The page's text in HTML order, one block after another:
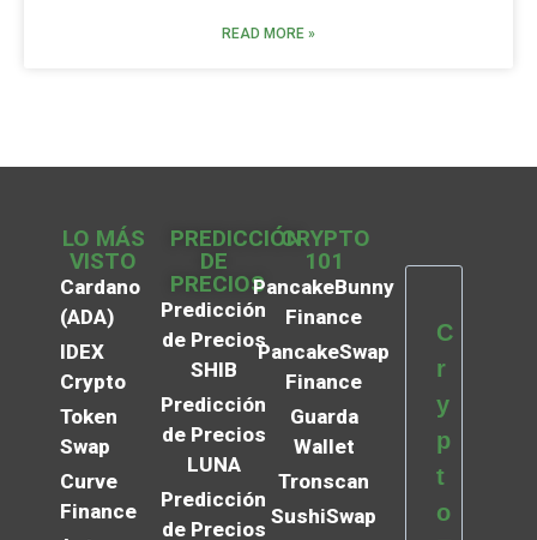
READ MORE »
LO MÁS
VISTO
Cardano
(ADA)
IDEX
Crypto
Token
Swap
Curve
Finance
PREDICCIÓN
DE
PRECIOS
Predicción
de Precios
SHIB
Predicción
de Precios
LUNA
Predicción
de Precios
CRYPTO
101
PancakeBunny
Finance
PancakeSwap
Finance
Guarda
Wallet
Tronscan
SushiSwap
C
r
y
p
t
o